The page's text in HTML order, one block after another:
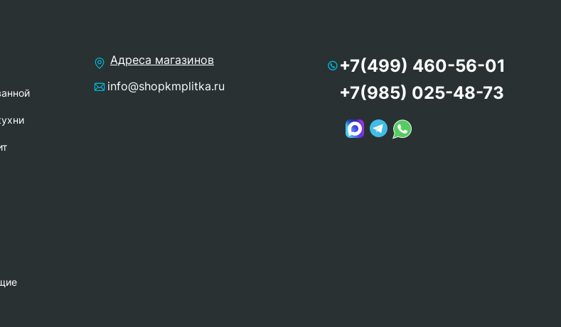
Адреса магазинов
info@shopkmplitka.ru
+7(499) 460-56-01
+7(985) 025-48-73